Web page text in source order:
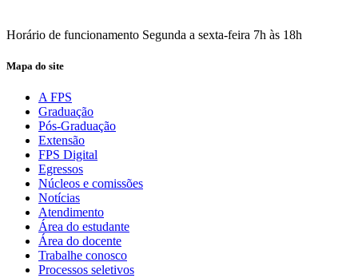
Horário de funcionamento Segunda a sexta-feira 7h às 18h
Mapa do site
A FPS
Graduação
Pós-Graduação
Extensão
FPS Digital
Egressos
Núcleos e comissões
Notícias
Atendimento
Área do estudante
Área do docente
Trabalhe conosco
Processos seletivos